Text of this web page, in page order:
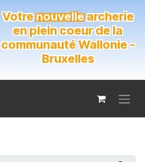
Votrenouvellearcherie
en plein coeur de la
communauté Wallonie -
Bruxelles